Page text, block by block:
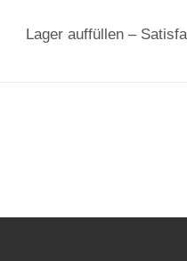
Nächster
Lager auffüllen –